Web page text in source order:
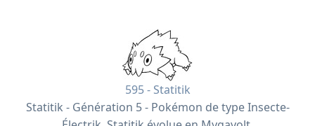
595 - Statitik
Statitik - Génération 5 - Pokémon de type Insecte-